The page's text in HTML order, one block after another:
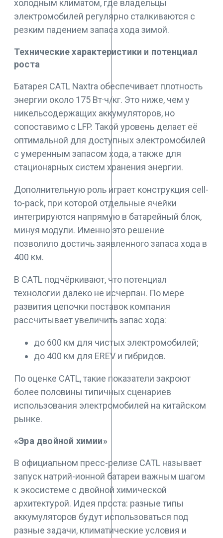
холодным климатом, где владельцы
электромобилей регулярно сталкиваются с
резким падением запаса хода зимой.
Технические характеристики и потенциал
роста
Батарея CATL Naxtra обеспечивает плотность
энергии около 175 Вт·ч/кг. Это ниже, чем у
никельсодержащих аккумуляторов, но
сопоставимо с LFP. Такой уровень делает её
оптимальной для доступных электромобилей
с умеренным запасом хода, а также для
стационарных систем хранения энергии.
Дополнительную роль играет конструкция cell-
to-pack, при которой отдельные ячейки
интегрируются напрямую в батарейный блок,
минуя модули. Именно это решение
позволило достичь заявленного запаса хода в
400 км.
В CATL подчёркивают, что потенциал
технологии далеко не исчерпан. По мере
развития цепочки поставок компания
рассчитывает увеличить запас хода:
до 600 км для чистых электромобилей;
до 400 км для EREV и гибридов.
По оценке CATL, такие показатели закроют
более половины типичных сценариев
использования электромобилей на китайском
рынке.
«Эра двойной химии»
В официальном пресс-релизе CATL называет
запуск натрий-ионной батареи важным шагом
к экосистеме с двойной химической
архитектурой. Идея проста: разные типы
аккумуляторов будут использоваться под
разные задачи, климатические условия и